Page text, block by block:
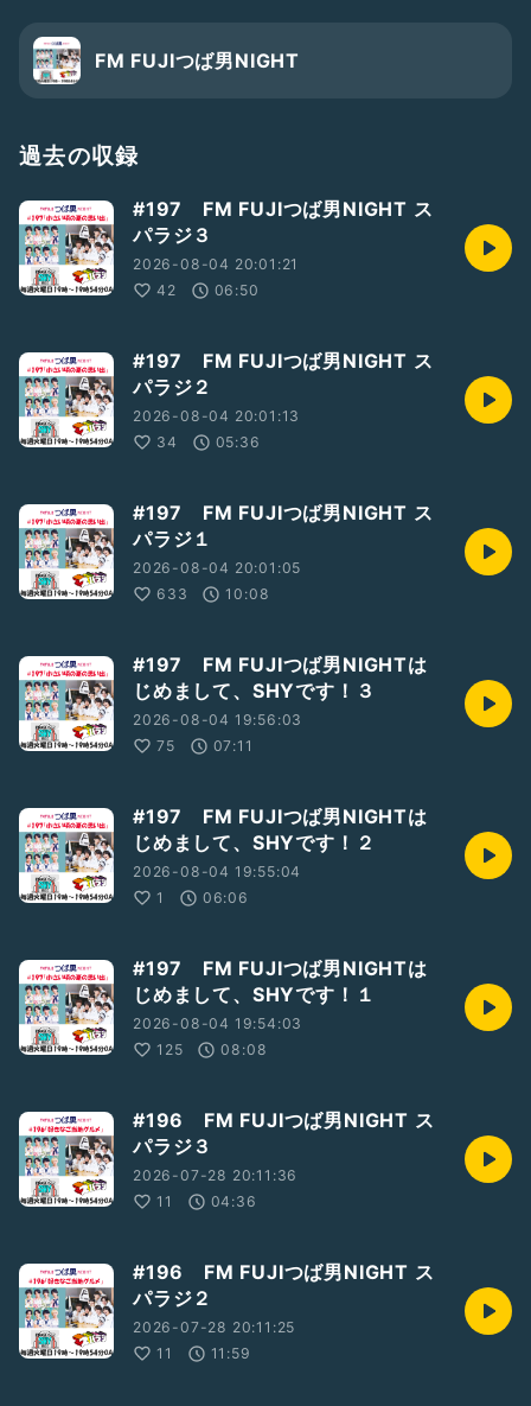
毎週火曜よる7:00～7:54OA！
https://www.fmfuji.jp/
https://radiotalk.jp/program/124143
FM FUJIつば男NIGHT
過去の収録
#197 FM FUJIつば男NIGHT ス
パラジ３
2026-08-04 20:01:21
42
06:50
#197 FM FUJIつば男NIGHT ス
パラジ２
2026-08-04 20:01:13
34
05:36
#197 FM FUJIつば男NIGHT ス
パラジ１
2026-08-04 20:01:05
633
10:08
#197 FM FUJIつば男NIGHTは
じめまして、SHYです！３
2026-08-04 19:56:03
75
07:11
#197 FM FUJIつば男NIGHTは
じめまして、SHYです！２
2026-08-04 19:55:04
1
06:06
#197 FM FUJIつば男NIGHTは
じめまして、SHYです！１
2026-08-04 19:54:03
125
08:08
#196 FM FUJIつば男NIGHT ス
パラジ３
2026-07-28 20:11:36
11
04:36
#196 FM FUJIつば男NIGHT ス
パラジ２
2026-07-28 20:11:25
11
11:59